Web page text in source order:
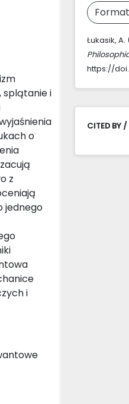
splątanie i
o
z
jednego
i
Łukasik,
https://
CITED BY /